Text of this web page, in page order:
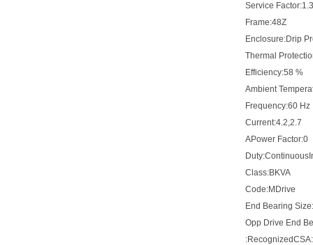
Service
Frame:48Z
Enclosure:Drip
Thermal
Efficiency:58 %
Ambient
Frequency:60 Hz
Current:4.2,2.7
APower Factor:0
Class:BKVA
Code:MDrive
End Bearing
Opp Drive End